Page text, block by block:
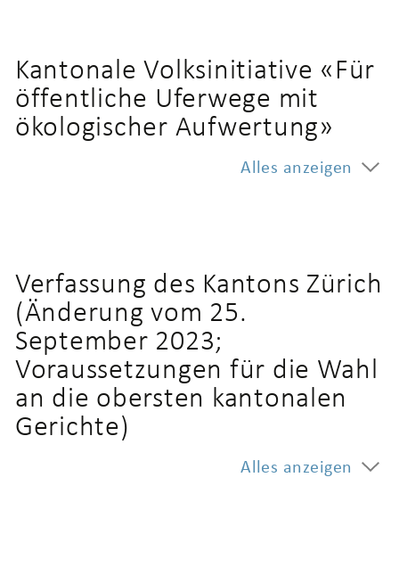
Kantonale Volksinitiative «Für
öffentliche Uferwege mit
ökologischer Aufwertung»
Alles anzeigen
Verfassung des Kantons Zürich
(Änderung vom 25.
September 2023;
Voraussetzungen für die Wahl
an die obersten kantonalen
Gerichte)
Alles anzeigen